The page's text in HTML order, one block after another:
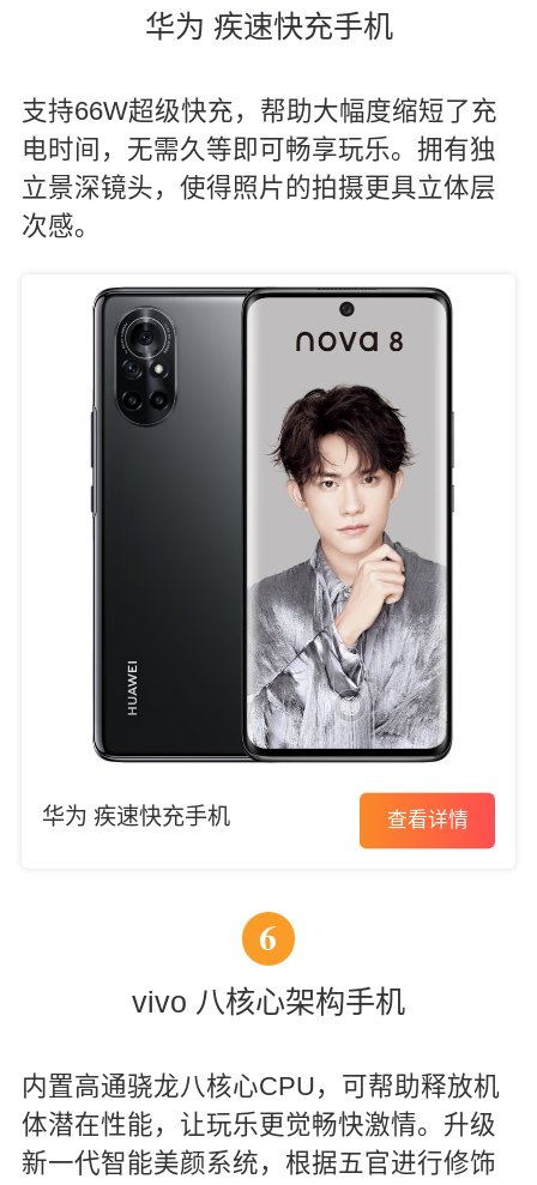
华为 疾速快充手机
支持66W超级快充，帮助大幅度缩短了充
电时间，无需久等即可畅享玩乐。拥有独
立景深镜头，使得照片的拍摄更具立体层
次感。
华为 疾速快充手机 查看详情
6
vivo 八核心架构手机
内置高通骁龙八核心CPU，可帮助释放机
体潜在性能，让玩乐更觉畅快激情。升级
新一代智能美颜系统，根据五官进行修饰